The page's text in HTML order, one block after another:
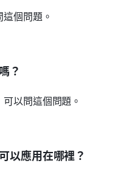
個問題。
？
以問這個問題。
以應用在哪裡？